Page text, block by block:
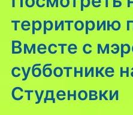
территорию
Вместе с
субботнике
Студеновки